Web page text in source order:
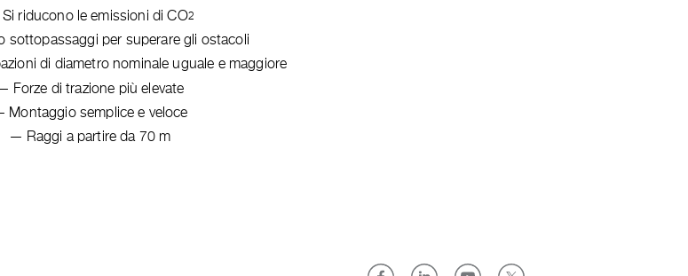
Si riducono le emissioni di CO2
sottopassaggi per superare gli ostacoli
di diametro nominale uguale e maggiore
Forze di trazione più elevate
Montaggio semplice e veloce
Raggi a partire da 70 m